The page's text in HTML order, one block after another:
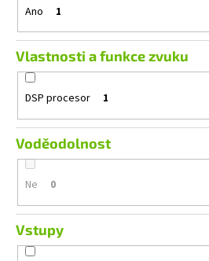
Ano 1
Vlastnosti a funkce zvuku
DSP procesor 1
Voděodolnost
Ne 0
Vstupy